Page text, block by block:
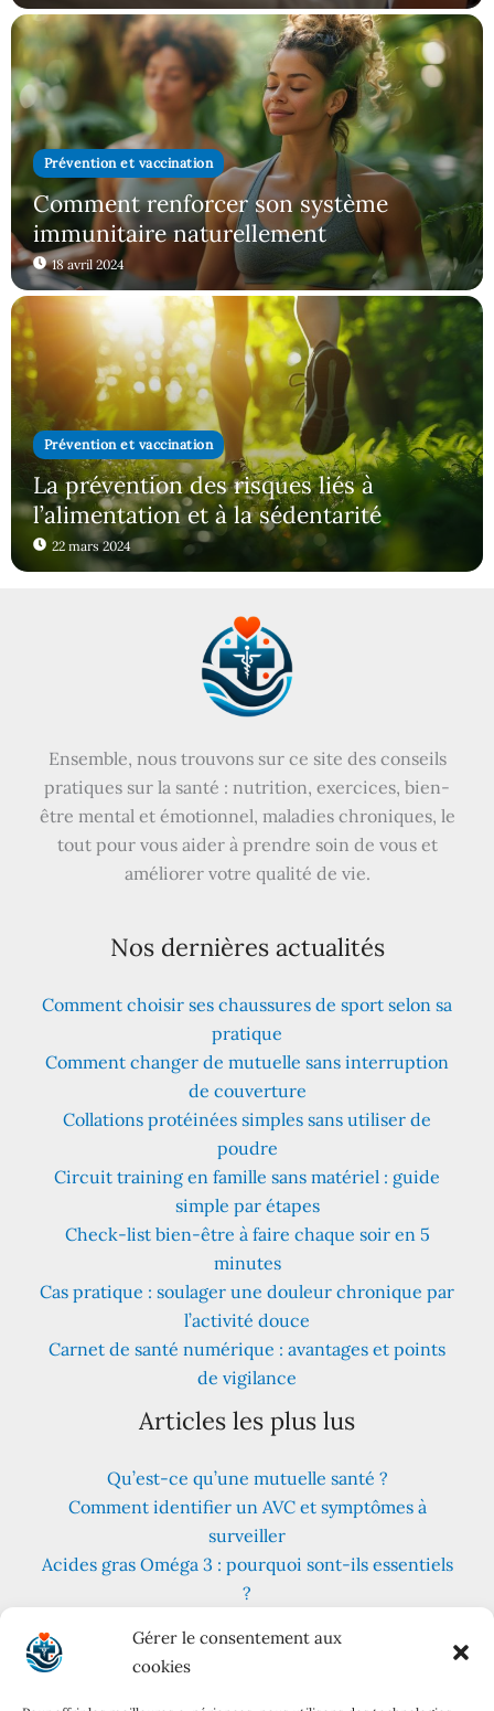
Gérer le consentement aux
cookies
Prévention et vaccination
Comment renforcer son système
immunitaire naturellement
18 avril 2024
Prévention et vaccination
La prévention des risques liés à
l’alimentation et à la sédentarité
22 mars 2024
Ensemble, nous trouvons sur ce site des conseils
pratiques sur la santé : nutrition, exercices, bien-
être mental et émotionnel, maladies chroniques, le
tout pour vous aider à prendre soin de vous et
améliorer votre qualité de vie.
Nos dernières actualités
Comment choisir ses chaussures de sport selon sa
pratique
Comment changer de mutuelle sans interruption
de couverture
Collations protéinées simples sans utiliser de
poudre
Circuit training en famille sans matériel : guide
simple par étapes
Check-list bien-être à faire chaque soir en 5
minutes
Cas pratique : soulager une douleur chronique par
l’activité douce
Carnet de santé numérique : avantages et points
de vigilance
Articles les plus lus
Qu’est-ce qu’une mutuelle santé ?
Comment identifier un AVC et symptômes à
surveiller
Acides gras Oméga 3 : pourquoi sont-ils essentiels
?
quotidien ?
Les meilleures plantes pour lutter contre le stress